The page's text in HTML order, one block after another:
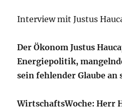
Interview mit Justus
Der Ökonom Justus
Energiepolitik,
sein fehlender Glaube an
WirtschaftsWoche: Herr